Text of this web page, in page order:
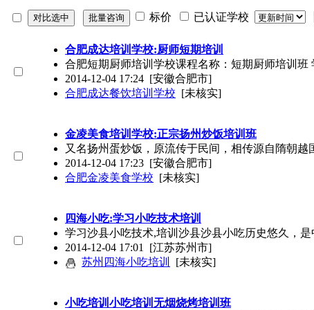
标价 已认证学校
合肥成达培训学校:厨师短期培训
合肥短期厨师培训学校课程名称：短期厨师培训班
2014-12-04 17:24 [安徽合肥市]
合肥成达餐饮培训学校 [未核实]
金凌美食培训学校:正宗扬州炒饭培训班
又名扬州蛋炒饭，原流传于民间，相传源自隋朝
2014-12-04 17:23 [安徽合肥市]
合肥金凌美食学校 [未核实]
四海小吃:学习小吃技术培训
学习沙县小吃技术,培训沙县沙县小吃历史悠久，
2014-12-04 17:01 [江苏苏州市]
苏州四海小吃培训
[未核实]
小吃培训小吃培训无烟烧烤培训班